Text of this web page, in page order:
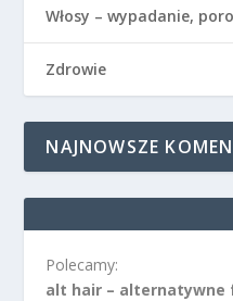
Włosy – wypadanie,
Zdrowie
NAJNOWSZE
Polecamy:
alt hair – alternatywne